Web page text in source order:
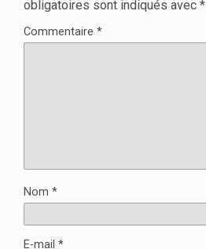
obligatoires sont indiqués avec *
Commentaire *
Nom *
E-mail *